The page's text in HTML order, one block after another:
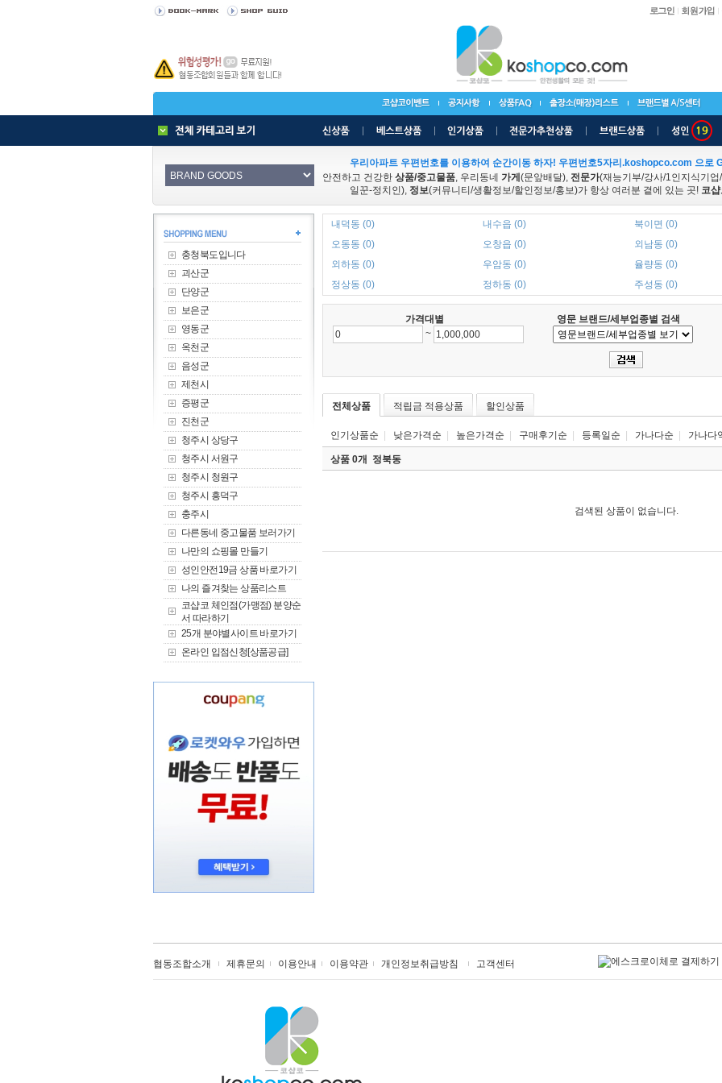
우리아파트 우편번호를 이용하여 순간이동 하자! 우편번호5자리.koshopco.com 으로
안전하고 건강한 상품/중고물품, 우리동네 가게 (문앞배달), 전문가(재능기부/강사/1인지식기업
일꾼-정치인), 정보(커뮤니티/생활정보/할인정보/홍보)가 항상 여러분 곁에 있는 곳! 코
충청북도입니다
괴산군
단양군
보은군
영동군
옥천군
음성군
제천시
증평군
진천군
청주시 상당구
청주시 서원구
청주시 청원구
청주시 흥덕구
충주시
다른동네 중고물품 보러가기
나만의 쇼핑몰 만들기
성인안전19금 상품 바로가기
나의 즐겨찾는 상품리스트
코샵코 체인점(가맹점) 분양순
서 따라하기
25개 분야별사이트 바로가기
온라인 입점신청[상품공급]
내덕동 (0) 내수읍 (0)
북이면 (0)
오동동 (0)
오창읍 (0)
외남동 (0)
외하동 (0)
우암동 (0)
율량동 (0)
정상동 (0)
정하동 (0) 주성동 (0)
가격대별
영문 브랜드/세부업종별 검색
~
전체상품 적립금 적용상품 할인상품
인기상품순 낮은가격순 높은가격순 구매후기순 등록일순 가나다순 가나다
상품 0개 정북동
검색된 상품이 없습니다.
협동조합소개 제휴문의 이용안내 이용약관 개인정보취급방침 고객센터